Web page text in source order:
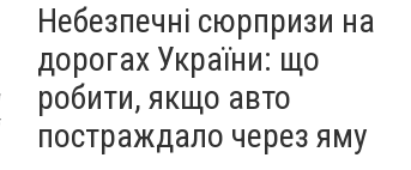
Небезпечні сюрпризи на
дорогах України: що
робити, якщо авто
постраждало через яму